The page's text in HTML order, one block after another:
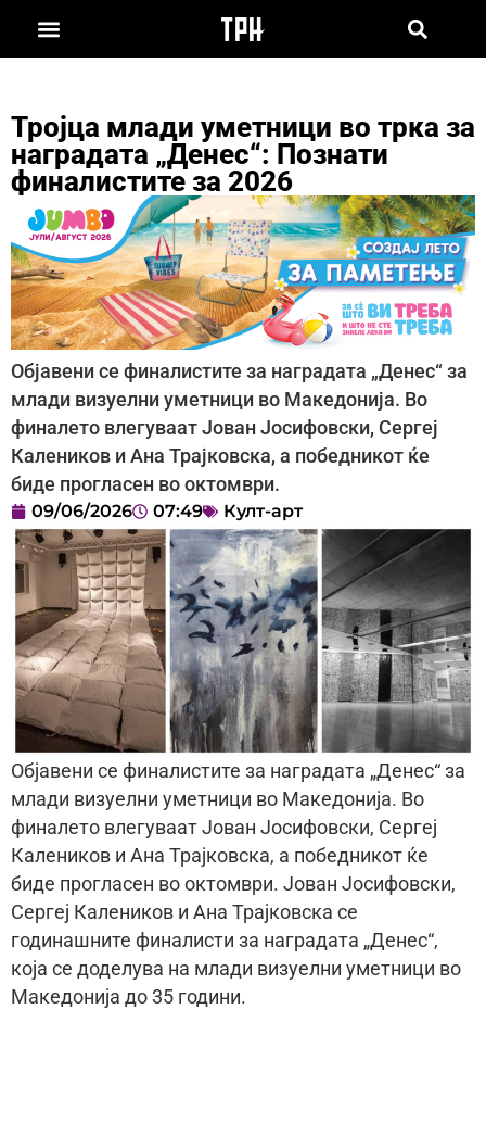
Тројца млади уметници во трка за
наградата „Денес“: Познати
финалистите за 2026
Објавени се финалистите за наградата „Денес“ за
млади визуелни уметници во Македонија. Во
финалето влегуваат Јован Јосифовски, Сергеј
Калеников и Ана Трајковска, а победникот ќе
биде прогласен во октомври.
09/06/2026 07:49 Култ-арт
Објавени се финалистите за наградата „Денес“ за
млади визуелни уметници во Македонија. Во
финалето влегуваат Јован Јосифовски, Сергеј
Калеников и Ана Трајковска, а победникот ќе
биде прогласен во октомври. Јован Јосифовски,
Сергеј Калеников и Ана Трајковска се
годинашните финалисти за наградата „Денес“,
која се доделува на млади визуелни уметници во
Македонија до 35 години.